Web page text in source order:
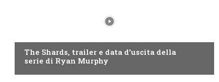
The Shards, trailer e data d’uscita della
serie di Ryan Murphy